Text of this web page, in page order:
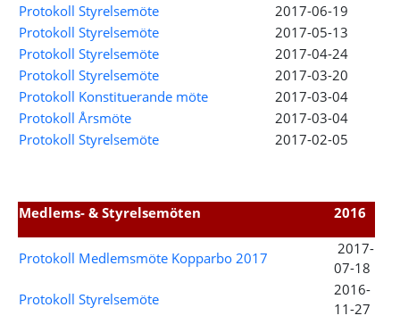
Protokoll Styrelsemöte
2017-06-19
Protokoll Styrelsemöte
2017-05-13
Protokoll Styrelsemöte
2017-04-24
Protokoll Styrelsemöte
2017-03-20
Protokoll Konstituerande möte
2017-03-04
Protokoll Årsmöte
2017-03-04
Protokoll Styrelsemöte
2017-02-05
Medlems- & Styrelsemöten 2016
Protokoll Medlemsmöte Kopparbo 2017
2017-
07-18
Protokoll Styrelsemöte
2016-
11-27